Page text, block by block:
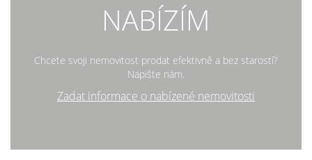
NABÍZÍM
Chcete svoji nemovitost prodat efektivně a bez starostí?
Napište nám.
Zadat informace o nabízené nemovitosti